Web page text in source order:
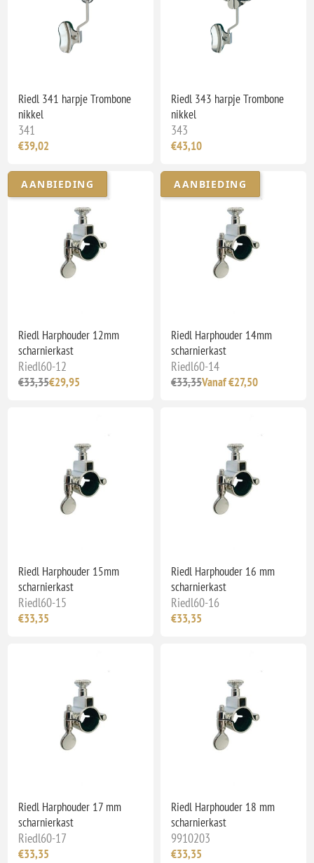
Riedl 341 harpje Trombone
nikkel
341
€39,02
Riedl 343 harpje Trombone
nikkel
343
€43,10
AANBIEDING
Riedl Harphouder 12mm
scharnierkast
Riedl60-12
€33,35€29,95
AANBIEDING
Riedl Harphouder 14mm
scharnierkast
Riedl60-14
€33,35Vanaf €27,50
Riedl Harphouder 15mm
scharnierkast
Riedl60-15
€33,35
Riedl Harphouder 16 mm
scharnierkast
Riedl60-16
€33,35
Riedl Harphouder 17 mm
scharnierkast
Riedl60-17
€33,35
Riedl Harphouder 18 mm
scharnierkast
9910203
€33,35